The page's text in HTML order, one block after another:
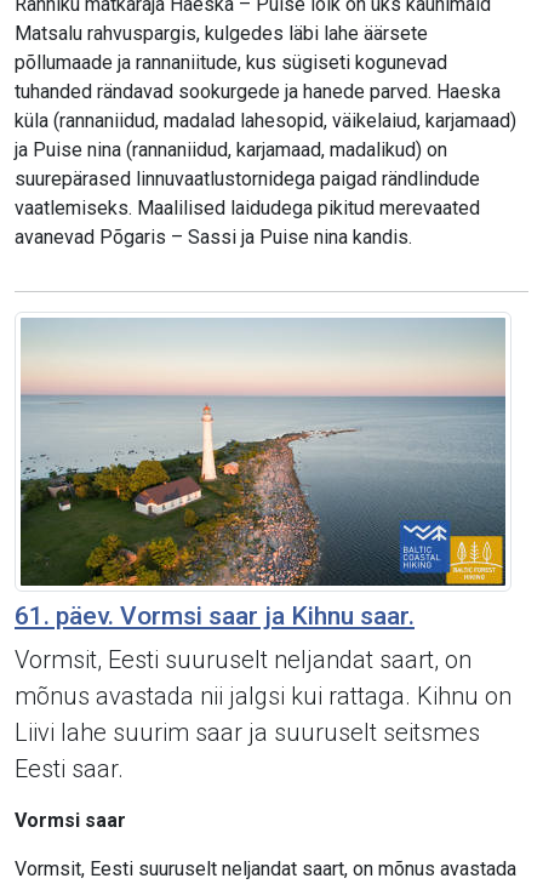
Ranniku matkaraja Haeska – Puise lõik on üks kaunimaid
Matsalu rahvuspargis, kulgedes läbi lahe äärsete
põllumaade ja rannaniitude, kus sügiseti kogunevad
tuhanded rändavad sookurgede ja hanede parved. Haeska
küla (rannaniidud, madalad lahesopid, väikelaiud, karjamaad)
ja Puise nina (rannaniidud, karjamaad, madalikud) on
suurepärased linnuvaatlustornidega paigad rändlindude
vaatlemiseks. Maalilised laidudega pikitud merevaated
avanevad Põgaris – Sassi ja Puise nina kandis.
61. päev. Vormsi saar ja Kihnu saar.
Vormsit, Eesti suuruselt neljandat saart, on
mõnus avastada nii jalgsi kui rattaga. Kihnu on
Liivi lahe suurim saar ja suuruselt seitsmes
Eesti saar.
Vormsi saar
Vormsit, Eesti suuruselt neljandat saart, on mõnus avastada